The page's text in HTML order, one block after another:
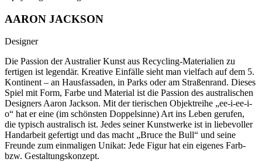
AARON JACKSON
Designer
Die Passion der Australier Kunst aus Recycling-Materialien zu
fertigen ist legendär. Kreative Einfälle sieht man vielfach auf dem 5.
Kontinent – an Hausfassaden, in Parks oder am Straßenrand. Dieses
Spiel mit Form, Farbe und Material ist die Passion des australischen
Designers Aaron Jackson. Mit der tierischen Objektreihe „ee-i-ee-i-
o“ hat er eine (im schönsten Doppelsinne) Art ins Leben gerufen,
die typisch australisch ist. Jedes seiner Kunstwerke ist in liebevoller
Handarbeit gefertigt und das macht „Bruce the Bull“ und seine
Freunde zum einmaligen Unikat: Jede Figur hat ein eigenes Farb-
bzw. Gestaltungskonzept.